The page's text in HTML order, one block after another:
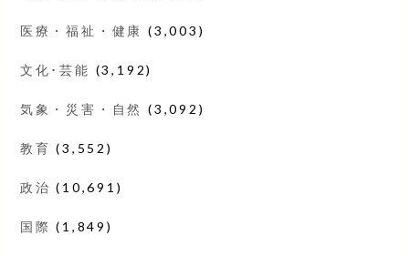
医療・福祉・健康 (3,003)
文化･芸能 (3,192)
気象・災害・自然 (3,092)
教育 (3,552)
政治 (10,691)
国際 (1,849)